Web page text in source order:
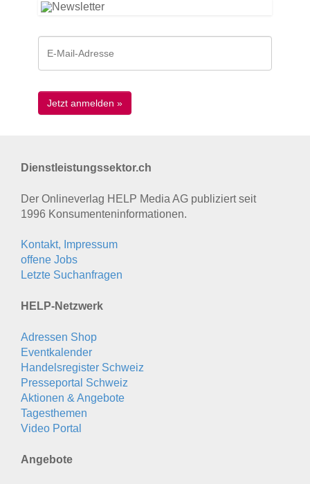
Dienstleistungssektor.ch
Der Onlineverlag HELP Media AG publiziert seit
1996 Konsumenten­informationen.
Kontakt, Impressum
offene Jobs
Letzte Suchanfragen
HELP-Netzwerk
Adressen Shop
Eventkalender
Handelsregister Schweiz
Presseportal Schweiz
Aktionen & Angebote
Tagesthemen
Video Portal
Angebote